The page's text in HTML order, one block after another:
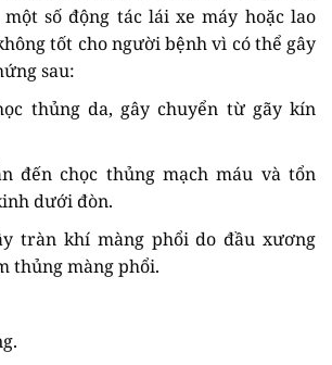
số động tác lái xe máy hoặc lao
tốt cho người bệnh vì có thể gây
sau:
thủng da, gây chuyển từ gãy kín
đến chọc thủng mạch máu và tổn
dưới đòn.
tràn khí màng phổi do đầu xương
thủng màng phổi.